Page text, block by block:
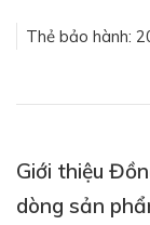
Thẻ bảo hành:
Giới thiệu
dòng sản